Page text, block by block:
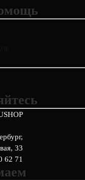
,
33
62 71